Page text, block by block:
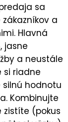
sa
a
Hlavná
, jasne
a neustále
si riadne
silnú hodnotu
Kombinujte
(pokus